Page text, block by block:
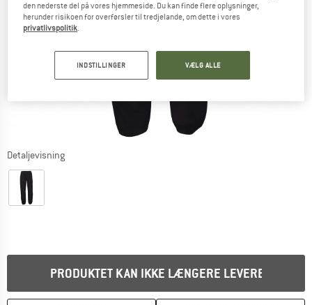
Detaljevisning
PRODUKTET KAN IKKE LÆNGERE LEVERES
den nederste del på vores hjemmeside. Du kan finde flere oplysninger,
herunder risikoen for overførsler til tredjelande, om dette i vores
privatlivspolitik
INDSTILLINGER VÆLG ALLE